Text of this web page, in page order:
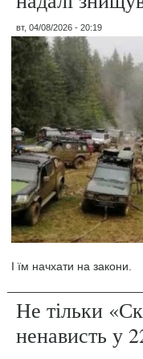
вт, 04/08/2026 - 20:19
І їм начхати на закони.
Не тільки
ненависть